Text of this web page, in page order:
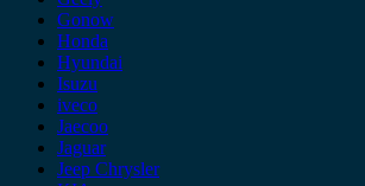
Gonow
Honda
Hyundai
Isuzu
iveco
Jaecoo
Jaguar
Jeep Chrysler